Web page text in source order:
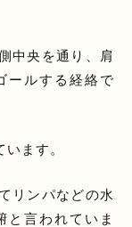
中央を通り、肩
ールする経絡で
ます。
リンパなどの水
と言われていま